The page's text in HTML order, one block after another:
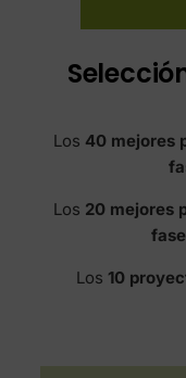
Los 40 mejores
Los 20 mejores
Los 10